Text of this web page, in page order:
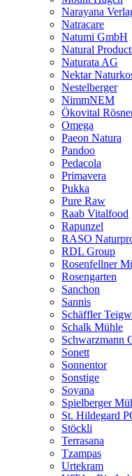
Narayana
Natracare
Natumi GmbH
Natural
Naturata AG
Nektar
Nestelberger
NimmNEM
Ökovital
Omega
Paeon Natura
Pandoo
Pedacola
Primavera
Pukka
Pure Raw
Raab Vitalfood
Rapunzel
RASO
RDL Group
Rosenfellner
Rosengarten
Sanchon
Sannis
Schäffler
Schalk Mühle
Schwarzmann
Sonett
Sonnentor
Sonstige
Soyana
Spielberger
St. Hildegard
Stöckli
Terrasana
Tzampas
Urtekram